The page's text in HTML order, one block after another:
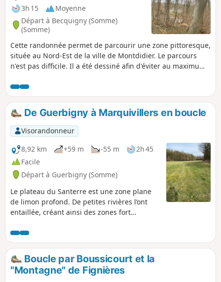
3h 15
Moyenne
Départ à Becquigny (Somme)
(Somme)
Cette randonnée permet de parcourir une zone pittoresque,
située au Nord-Est de la ville de Montdidier. Le parcours
n'est pas difficile. Il a été dessiné afin d'éviter au maximum
une circulation importante. Restant en plaine, il fait le tour
du bois des Flavignes et du bois de Guerbigny.
De Guerbigny à Marquivillers en boucle
Visorandonneur
8,92 km
+59 m -55 m
2h 45
Facile
Départ à Guerbigny (Somme)
Le plateau du Santerre est une zone plane
de limon profond. De petites rivières l’ont
entaillée, créant ainsi des zones fort
en présente une. Randonnée non balisée.
On y emprunte tout de même une partie
balisée du GR® 123 en fin de boucle. Plus de
la moitié du parcours s’effectue sur des
chemins en zone boisée.
Boucle par Boussicourt et la
"Montagne" de Fignières